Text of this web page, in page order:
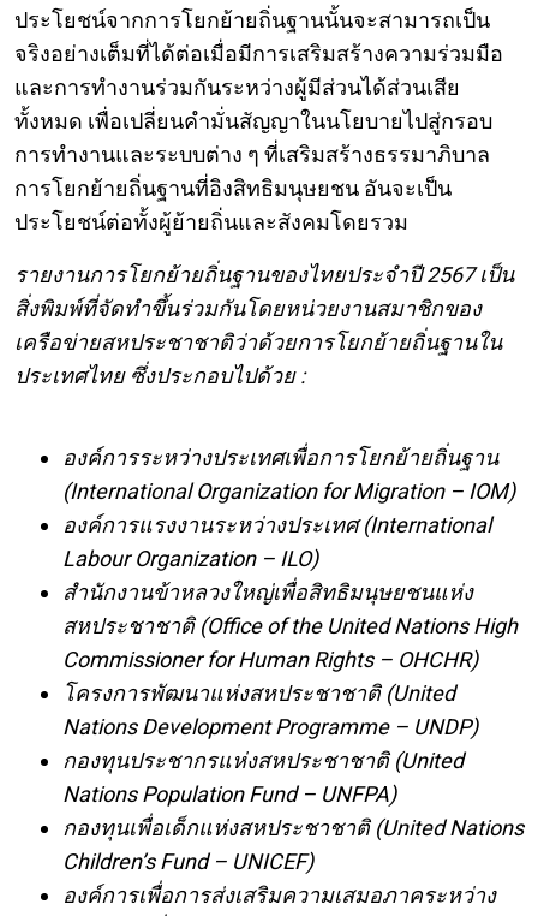
ประโยชน์จากการโยกย้ายถิ่นฐานนั้นจะสามารถเป็น
จริงอย่างเต็มที่ได้ต่อเมื่อมีการเสริมสร้างความร่วมมือ
และการทำงานร่วมกันระหว่างผู้มีส่วนได้ส่วนเสีย
ทั้งหมด เพื่อเปลี่ยนคำมั่นสัญญาในนโยบายไปสู่กรอบ
การทำงานและระบบต่าง ๆ ที่เสริมสร้างธรรมาภิบาล
การโยกย้ายถิ่นฐานที่อิงสิทธิมนุษยชน อันจะเป็น
ประโยชน์ต่อทั้งผู้ย้ายถิ่นและสังคมโดยรวม
รายงานการโยกย้ายถิ่นฐานของไทยประจำปี 2567 เป็น
สิ่งพิมพ์ที่จัดทำขึ้นร่วมกันโดยหน่วยงานสมาชิกของ
เครือข่ายสหประชาชาติว่าด้วยการโยกย้ายถิ่นฐานใน
ประเทศไทย ซึ่งประกอบไปด้วย :
องค์การระหว่างประเทศเพื่อการโยกย้ายถิ่นฐาน
(International Organization for Migration – IOM)
องค์การแรงงานระหว่างประเทศ (International
Labour Organization – ILO)
สํานักงานข้าหลวงใหญ่เพื่อสิทธิมนุษยชนแห่ง
สหประชาชาติ (Office of the United Nations High
Commissioner for Human Rights – OHCHR)
โครงการพัฒนาแห่งสหประชาชาติ (United
Nations Development Programme – UNDP)
กองทุนประชากรแห่งสหประชาชาติ (United
Nations Population Fund – UNFPA)
กองทุนเพื่อเด็กแห่งสหประชาชาติ (United Nations
Children’s Fund – UNICEF)
องค์การเพื่อการส่งเสริมความเสมอภาคระหว่าง